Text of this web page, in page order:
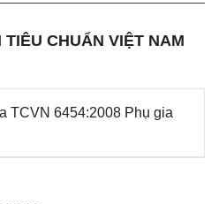
CHUẨN VIỆT NAM
TCVN 6454:2008 Phụ gia